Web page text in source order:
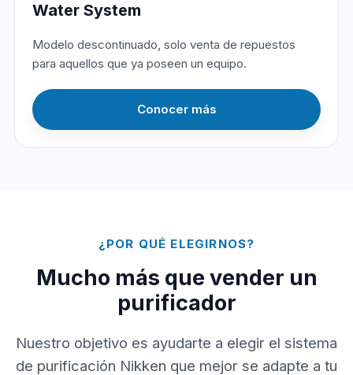
Water System
Modelo descontinuado, solo venta de repuestos
para aquellos que ya poseen un equipo.
Conocer más
¿POR QUÉ ELEGIRNOS?
Mucho más que vender un
purificador
Nuestro objetivo es ayudarte a elegir el sistema
de purificación Nikken que mejor se adapte a tu